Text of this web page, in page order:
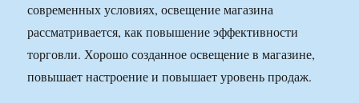
современных условиях, освещение магазина
рассматривается, как повышение эффективности
торговли. Хорошо созданное освещение в магазине,
повышает настроение и повышает уровень продаж.